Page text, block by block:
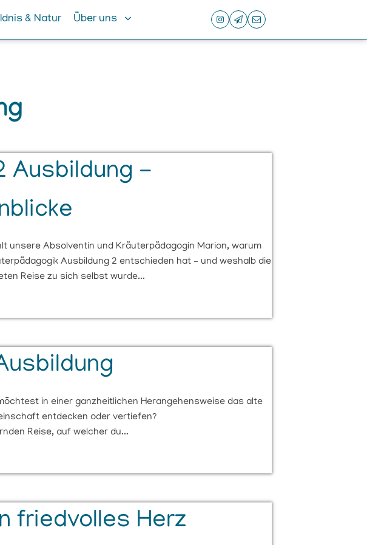
& Natur Über uns
Ausbildung -
unsere Absolventin und Kräuterpädagogin Marion, warum
Ausbildung 2 entschieden hat – und weshalb die
Reise zu sich selbst wurde...
in einer ganzheitlichen Herangehensweise das alte
entdecken oder vertiefen?
Reise, auf welcher du...
friedvolles Herz